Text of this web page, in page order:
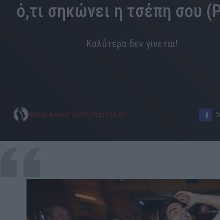
ό,τι σηκώνει η τσέπη σου
Καλύτερα δεν γίνεται!
ΚΕΛΛΥ ΘΑΝΟΥ• 10/07/2023 | 09:47